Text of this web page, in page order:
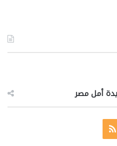
أمل مصر
ملخص